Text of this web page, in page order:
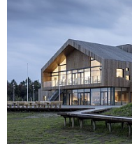
2021-2022
2010-2020
2000-2009
1923-1999
Land